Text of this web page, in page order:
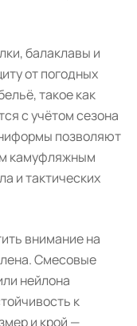
балаклавы и
от погодных
такое как
с учётом сезона
позволяют
камуфляжным
и тактических
внимание на
Смесовые
нейлона
к
и крой —